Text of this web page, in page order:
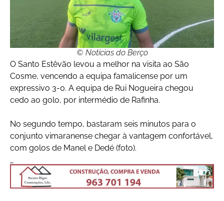
© Notícias do Berço
O Santo Estêvão levou a melhor na visita ao São
Cosme, vencendo a equipa famalicense por um
expressivo 3-0. A equipa de Rui Nogueira chegou
cedo ao golo, por intermédio de Rafinha.
No segundo tempo, bastaram seis minutos para o
conjunto vimaranense chegar à vantagem confortável,
com golos de Manel e Dedé (foto).